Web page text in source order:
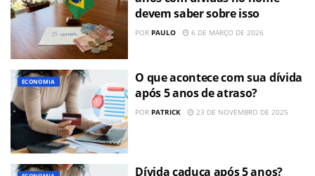
devem saber sobre isso
POR PAULO 6 DE MARÇO DE 2026
ECONOMIA
O que acontece com sua dívida
após 5 anos de atraso?
POR PATRICK 23 DE NOVEMBRO DE 2025
Dívida caduca após 5 anos?